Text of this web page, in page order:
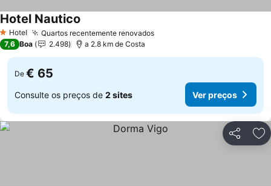
1 Estrelas
Hotel Quartos recentemente renovados
Hotel Nautico
7,6 Boa 2.498 a 2.8 km de Costa
De € 65
Consulte os preços de 2 sites Ver preços
Partilhar